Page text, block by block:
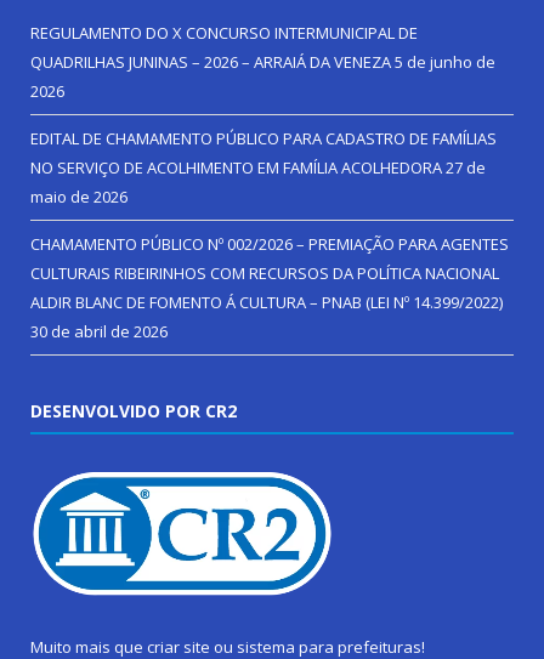
REGULAMENTO DO X CONCURSO INTERMUNICIPAL DE
QUADRILHAS JUNINAS – 2026 – ARRAIÁ DA VENEZA5 de junho de
2026
EDITAL DE CHAMAMENTO PÚBLICO PARA CADASTRO DE FAMÍLIAS
NO SERVIÇO DE ACOLHIMENTO EM FAMÍLIA ACOLHEDORA27 de
maio de 2026
CHAMAMENTO PÚBLICO Nº 002/2026 – PREMIAÇÃO PARA AGENTES
CULTURAIS RIBEIRINHOS COM RECURSOS DA POLÍTICA NACIONAL
ALDIR BLANC DE FOMENTO Á CULTURA – PNAB (LEI Nº 14.399/2022)
30 de abril de 2026
DESENVOLVIDO POR CR2
Muito mais que criar site ou sistema para prefeituras!